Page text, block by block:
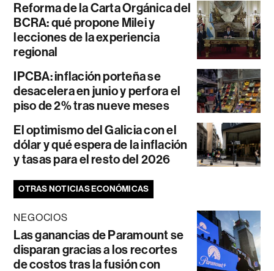
Reforma de la Carta Orgánica del
BCRA: qué propone Milei y
lecciones de la experiencia
regional
IPCBA: inflación porteña se
desacelera en junio y perfora el
piso de 2% tras nueve meses
El optimismo del Galicia con el
dólar y qué espera de la inflación
y tasas para el resto del 2026
OTRAS NOTICIAS ECONÓMICAS
NEGOCIOS
Las ganancias de Paramount se
disparan gracias a los recortes
de costos tras la fusión con